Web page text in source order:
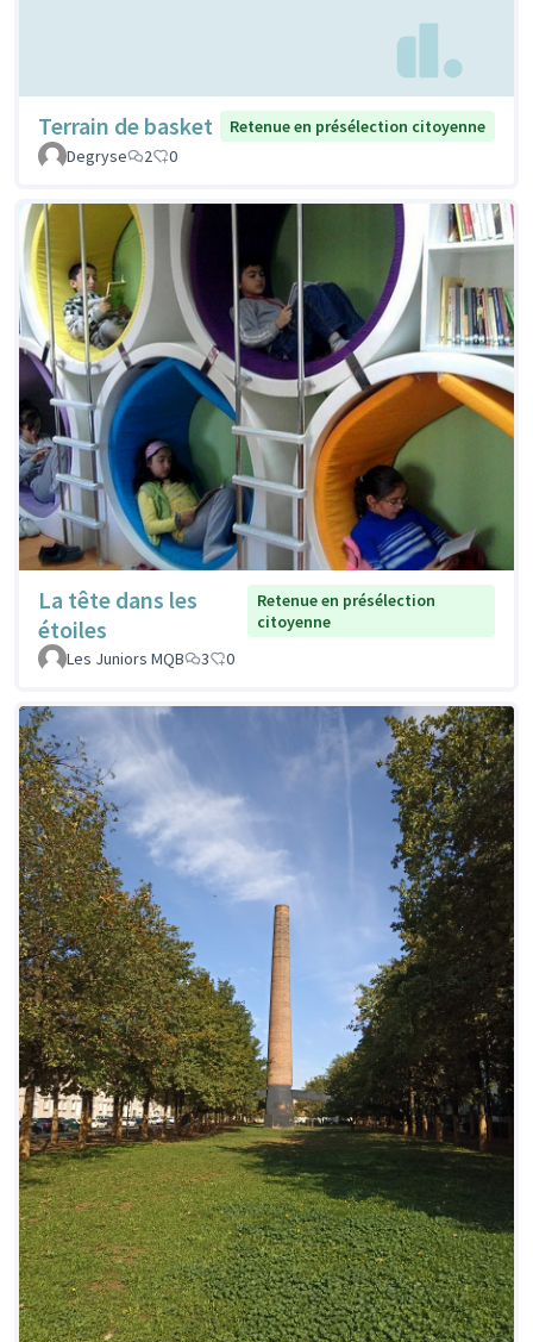
Terrain de basket
Retenue en présélection citoyenne
Degryse
2 0
La tête dans les
étoiles
Retenue en présélection
citoyenne
Les Juniors MQB
3 0